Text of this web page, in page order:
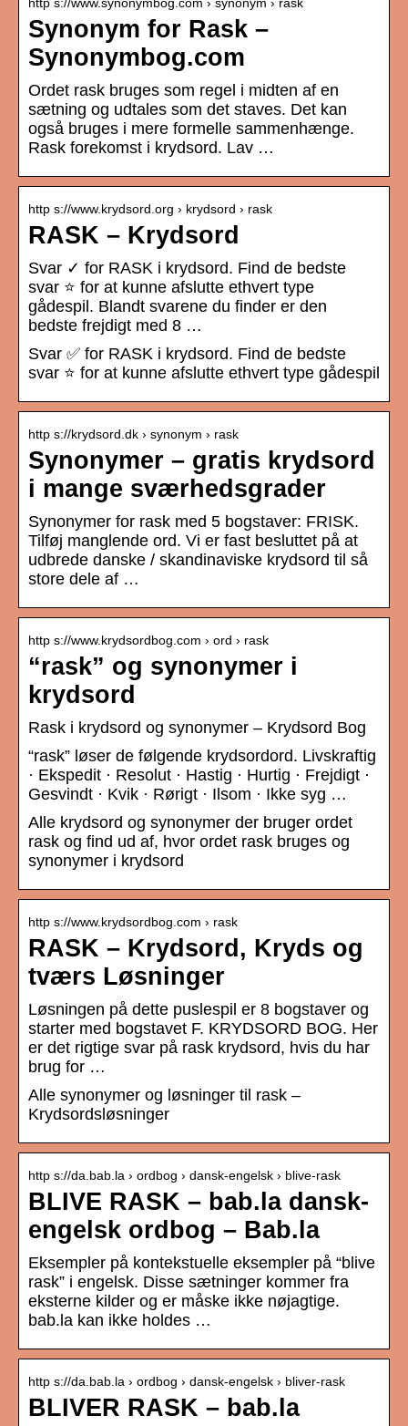
http s://www.synonymbog.com › synonym › rask
Synonym for Rask –
Synonymbog.com
Ordet rask bruges som regel i midten af ​​en
sætning og udtales som det staves. Det kan
også bruges i mere formelle sammenhænge.
Rask forekomst i krydsord. Lav …
http s://www.krydsord.org › krydsord › rask
RASK – Krydsord
Svar ✓ for RASK i krydsord. Find de bedste
svar ⭐ for at kunne afslutte ethvert type
gådespil. Blandt svarene du finder er den
bedste frejdigt med 8 …
Svar ✅ for RASK i krydsord. Find de bedste
svar ⭐ for at kunne afslutte ethvert type gådespil
http s://krydsord.dk › synonym › rask
Synonymer – gratis krydsord
i mange sværhedsgrader
Synonymer for rask med 5 bogstaver: FRISK.
Tilføj manglende ord. Vi er fast besluttet på at
udbrede danske / skandinaviske krydsord til så
store dele af …
http s://www.krydsordbog.com › ord › rask
“rask” og synonymer i
krydsord
Rask i krydsord og synonymer – Krydsord Bog
“rask” løser de følgende krydsordord. Livskraftig
· Ekspedit · Resolut · Hastig · Hurtig · Frejdigt ·
Gesvindt · Kvik · Rørigt · Ilsom · Ikke syg …
Alle krydsord og synonymer der bruger ordet
rask og find ud af, hvor ordet rask bruges og
synonymer i krydsord
http s://www.krydsordbog.com › rask
RASK – Krydsord, Kryds og
tværs Løsninger
Løsningen på dette puslespil er 8 bogstaver og
starter med bogstavet F. KRYDSORD BOG. Her
er det rigtige svar på rask krydsord, hvis du har
brug for …
Alle synonymer og løsninger til rask –
Krydsordsløsninger
http s://da.bab.la › ordbog › dansk-engelsk › blive-rask
BLIVE RASK – bab.la dansk-
engelsk ordbog – Bab.la
Eksempler på kontekstuelle eksempler på “blive
rask” i engelsk. Disse sætninger kommer fra
eksterne kilder og er måske ikke nøjagtige.
bab.la kan ikke holdes …
http s://da.bab.la › ordbog › dansk-engelsk › bliver-rask
BLIVER RASK – bab.la